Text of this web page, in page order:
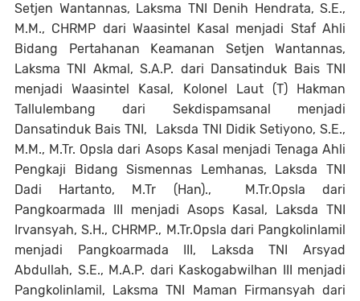
Setjen Wantannas, Laksma TNI Denih Hendrata, S.E.,
M.M., CHRMP dari Waasintel Kasal menjadi Staf Ahli
Bidang Pertahanan Keamanan Setjen Wantannas,
Laksma TNI Akmal, S.A.P. dari Dansatinduk Bais TNI
menjadi Waasintel Kasal, Kolonel Laut (T) Hakman
Tallulembang dari Sekdispamsanal menjadi
Dansatinduk Bais TNI, Laksda TNI Didik Setiyono, S.E.,
M.M., M.Tr. Opsla dari Asops Kasal menjadi Tenaga Ahli
Pengkaji Bidang Sismennas Lemhanas, Laksda TNI
Dadi Hartanto, M.Tr (Han)., M.Tr.Opsla dari
Pangkoarmada III menjadi Asops Kasal, Laksda TNI
Irvansyah, S.H., CHRMP., M.Tr.Opsla dari Pangkolinlamil
menjadi Pangkoarmada III, Laksda TNI Arsyad
Abdullah, S.E., M.A.P. dari Kaskogabwilhan III menjadi
Pangkolinlamil, Laksma TNI Maman Firmansyah dari